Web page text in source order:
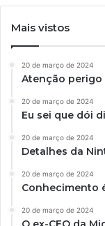
Mais vistos
20 de março de 2024
Atenção
20 de março de 2024
Eu sei que dói
20 de março de 2024
Detalhes da
20 de março de 2024
Conhecimento
20 de março de 2024